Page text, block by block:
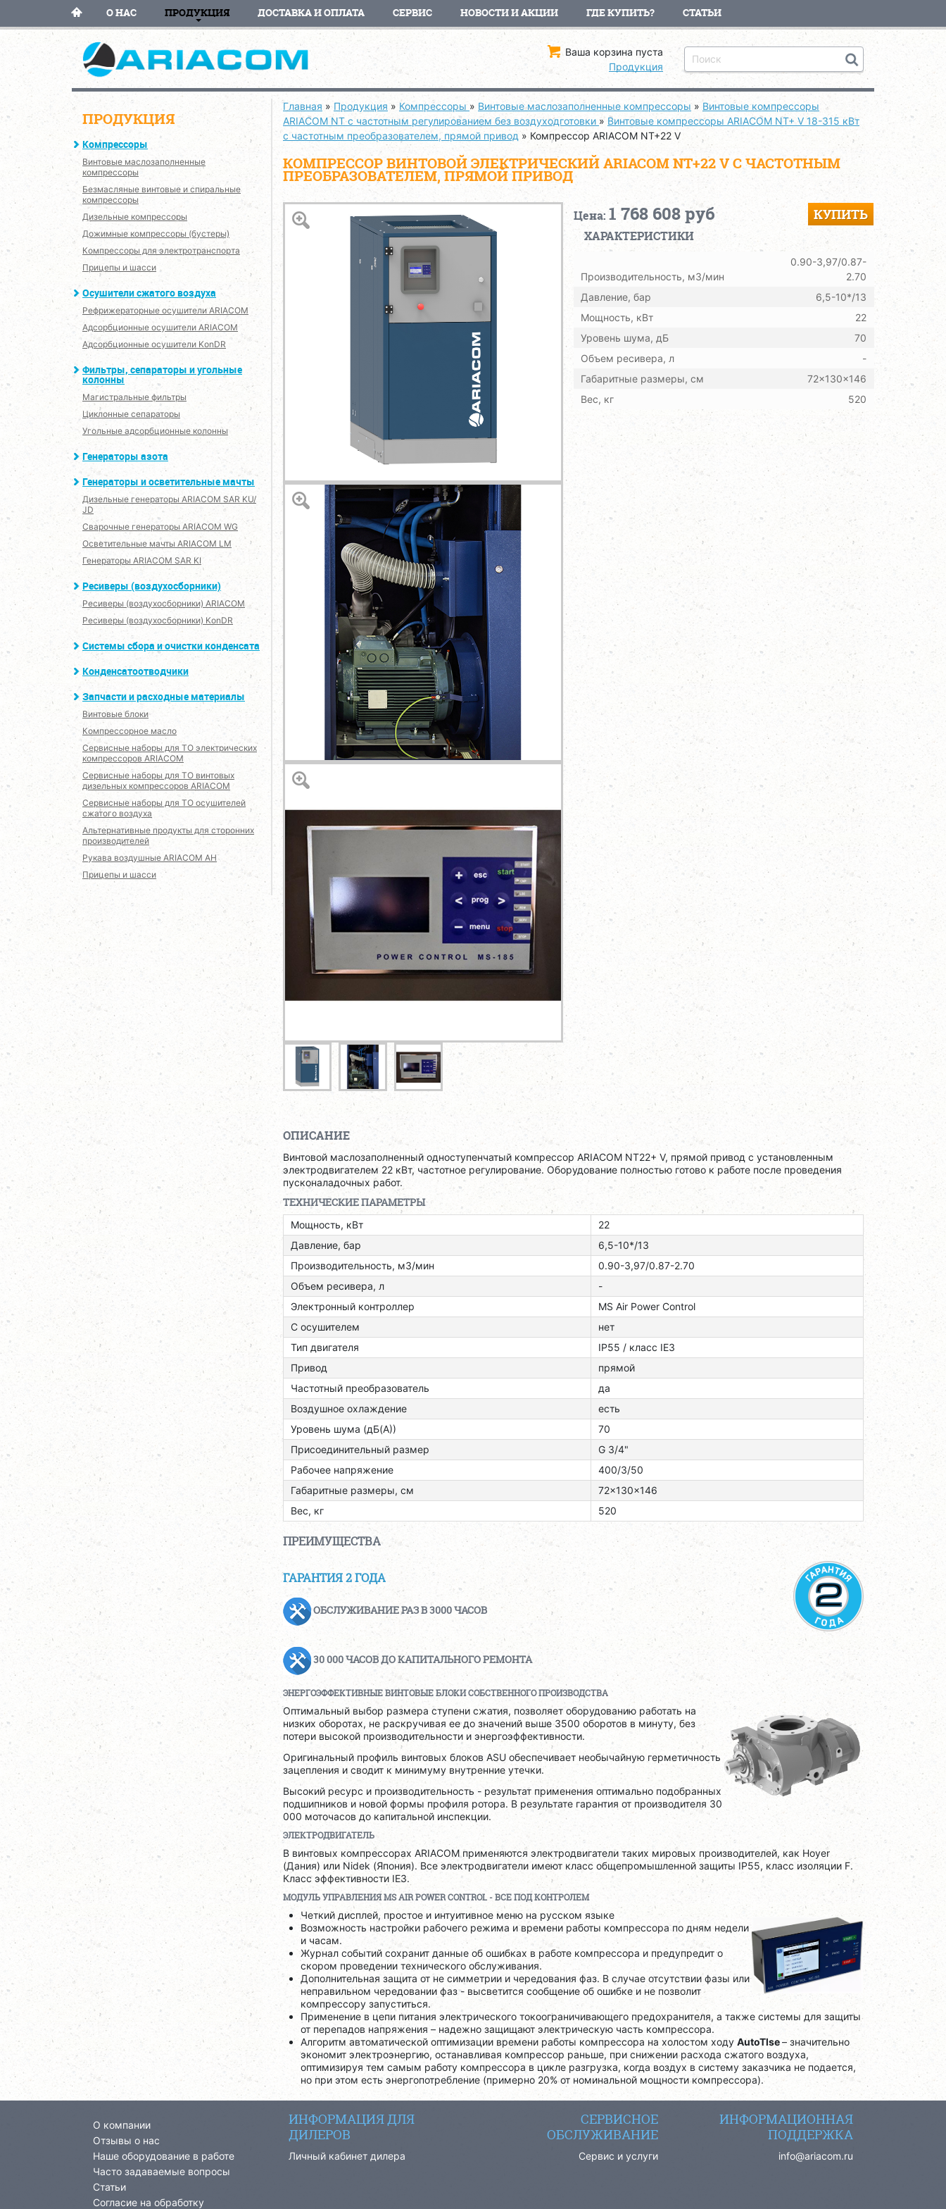
О НАС ПРОДУКЦИЯ ДОСТАВКА И ОПЛАТА СЕРВИС НОВОСТИ И АКЦИИ ГДЕ КУПИТЬ? СТАТЬИ
Ваша корзина пуста
Продукция
ПРОДУКЦИЯ
Компрессоры
Винтовые маслозаполненные
компрессоры
Безмасляные винтовые и спиральные
компрессоры
Дизельные компрессоры
Дожимные компрессоры (бустеры)
Компрессоры для электротранспорта
Прицепы и шасси
Осушители сжатого воздуха
Рефрижераторные осушители ARIACOM
Адсорбционные осушители ARIACOM
Адсорбционные осушители KonDR
Фильтры, сепараторы и угольные
колонны
Магистральные фильтры
Циклонные сепараторы
Угольные адсорбционные колонны
Генераторы азота
Генераторы и осветительные мачты
Дизельные генераторы ARIACOM SAR KU/
JD
Сварочные генераторы ARIACOM WG
Осветительные мачты ARIACOM LM
Генераторы ARIACOM SAR KI
Ресиверы (воздухосборники)
Ресиверы (воздухосборники) ARIACOM
Ресиверы (воздухосборники) KonDR
Системы сбора и очистки конденсата
Конденсатоотводчики
Запчасти и расходные материалы
Винтовые блоки
Компрессорное масло
Сервисные наборы для ТО электрических
компрессоров ARIACOM
Сервисные наборы для ТО винтовых
дизельных компрессоров ARIACOM
Сервисные наборы для ТО осушителей
сжатого воздуха
Альтернативные продукты для сторонних
производителей
Рукава воздушные ARIACOM AH
Прицепы и шасси
Главная » Продукция » Компрессоры » Винтовые маслозаполненные компрессоры » Винтовые компрессоры
ARIACOM NT с частотным регулированием без воздуходготовки » Винтовые компрессоры ARIACOM NT+ V 18-315 кВт
с частотным преобразователем, прямой привод » Компрессор ARIACOM NT+22 V
КОМПРЕССОР ВИНТОВОЙ ЭЛЕКТРИЧЕСКИЙ ARIACOM NT+22 V С ЧАСТОТНЫМ
ПРЕОБРАЗОВАТЕЛЕМ, ПРЯМОЙ ПРИВОД
Цена: 1 768 608 руб КУПИТЬ
ХАРАКТЕРИСТИКИ
Производительность, м3/мин
0.90-3,97/0.87-
2.70
Давление, бар
6,5-10*/13
Мощность, кВт
22
Уровень шума, дБ
70
Объем ресивера, л
-
Габаритные размеры, см
72x130x146
Вес, кг
520
ОПИСАНИЕ
Винтовой маслозаполненный одноступенчатый компрессор ARIACOM NT22+ V, прямой привод с установленным
электродвигателем 22 кВт, частотное регулирование. Оборудование полностью готово к работе после проведения
пусконаладочных работ.
ТЕХНИЧЕСКИЕ ПАРАМЕТРЫ
Мощность, кВт
22
Давление, бар
6,5-10*/13
Производительность, м3/мин
0.90-3,97/0.87-2.70
Объем ресивера, л
-
Электронный контроллер
MS Air Power Control
С осушителем
нет
Тип двигателя
ІР55 / класс ІЕЗ
Привод
прямой
Частотный преобразователь
да
Воздушное охлаждение
есть
Уровень шума (дБ(А))
70
Присоединительный размер
G 3/4"
Рабочее напряжение
400/3/50
Габаритные размеры, см
72x130x146
Вес, кг
520
ПРЕИМУЩЕСТВА
ГАРАНТИЯ 2 ГОДА
ОБСЛУЖИВАНИЕ РАЗ В 3000 ЧАСОВ
30 000 ЧАСОВ ДО КАПИТАЛЬНОГО РЕМОНТА
ЭНЕРГОЭФФЕКТИВНЫЕ ВИНТОВЫЕ БЛОКИ СОБСТВЕННОГО ПРОИЗВОДСТВА
Оптимальный выбор размера ступени сжатия, позволяет оборудованию работать на
низких оборотах, не раскручивая ее до значений выше 3500 оборотов в минуту, без
потери высокой производительности и энергоэффективности.
Оригинальный профиль винтовых блоков ASU обеспечивает необычайную герметичность
зацепления и сводит к минимуму внутренние утечки.
Высокий ресурс и производительность - результат применения оптимально подобранных
подшипников и новой формы профиля ротора. В результате гарантия от производителя 30
000 моточасов до капитальной инспекции.
ЭЛЕКТРОДВИГАТЕЛЬ
В винтовых компрессорах ARIACOM применяются электродвигатели таких мировых производителей, как Hoyer
(Дания) или Nidek (Япония). Все электродвигатели имеют класс общепромышленной защиты IP55, класс изоляции F.
Класс эффективности IE3.
МОДУЛЬ УПРАВЛЕНИЯMSAIRPOWERCONTROL - ВСЕ ПОД КОНТРОЛЕМ
Четкий дисплей, простое и интуитивное меню на русском языке
Возможность настройки рабочего режима и времени работы компрессора по дням недели
и часам.
Журнал событий сохранит данные об ошибках в работе компрессора и предупредит о
скором проведении технического обслуживания.
Дополнительная защита от не симметрии и чередования фаз. В случае отсутствии фазы или
неправильном чередовании фаз - высветится сообщение об ошибке и не позволит
компрессору запуститься.
Применение в цепи питания электрического токоограничивающего предохранителя, а также системы для защиты
от перепадов напряжения – надежно защищают электрическую часть компрессора.
Алгоритм автоматической оптимизации времени работы компрессора на холостом ходуAutoTlse– значительно
экономит электроэнергию, останавливая компрессор раньше, при снижении расхода сжатого воздуха,
оптимизируя тем самым работу компрессора в цикле разгрузка, когда воздух в систему заказчика не подается,
но при этом есть энергопотребление (примерно 20% от номинальной мощности компрессора).
О компании
Отзывы о нас
Наше оборудование в работе
Часто задаваемые вопросы
Статьи
Согласие на обработку
ИНФОРМАЦИЯ ДЛЯ
ДИЛЕРОВ
Личный кабинет дилера
СЕРВИСНОЕ
ОБСЛУЖИВАНИЕ
Сервис и услуги
ИНФОРМАЦИОННАЯ
ПОДДЕРЖКА
info@ariacom.ru